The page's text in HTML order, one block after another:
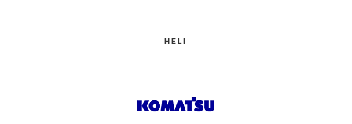
HELI